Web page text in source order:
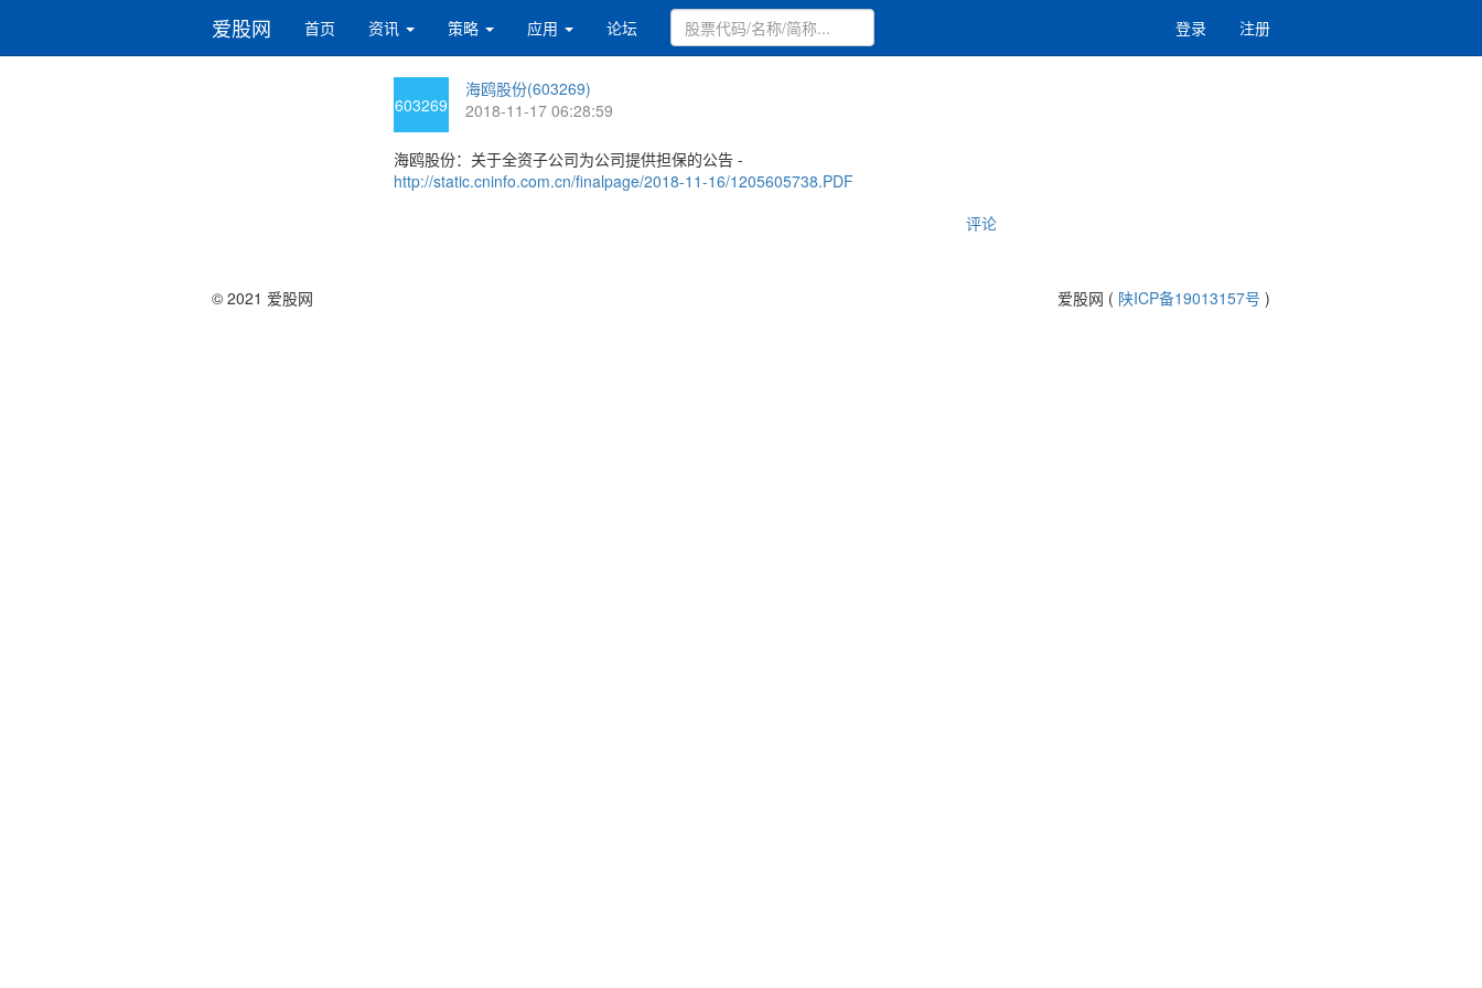
爱股网 首页 资讯 策略 应用 论坛 登录 注册
603269
海鸥股份(603269)
2018-11-17 06:28:59
海鸥股份：关于全资子公司为公司提供担保的公告 -
http://static.cninfo.com.cn/finalpage/2018-11-16/1205605738.PDF
评论
© 2021 爱股网 爱股网 ( 陕ICP备19013157号 )